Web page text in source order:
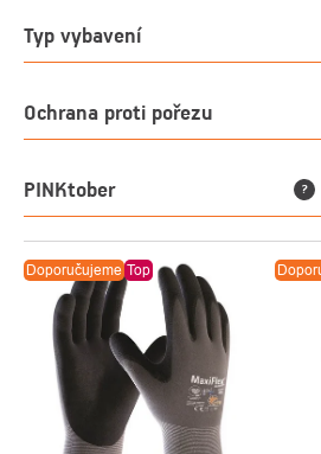
Typ vybavení
Ochrana proti pořezu
PINKtober ?
Doporučujeme Top